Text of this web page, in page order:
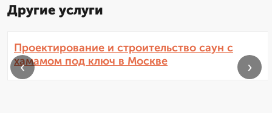
Другие услуги
Проектирование и строительство саун с
хамамом под ключ в Москве
‹ ›